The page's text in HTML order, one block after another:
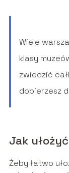
Wiele
klasy
zwiedzić
dobierzesz
Jak
Żeby łatwo